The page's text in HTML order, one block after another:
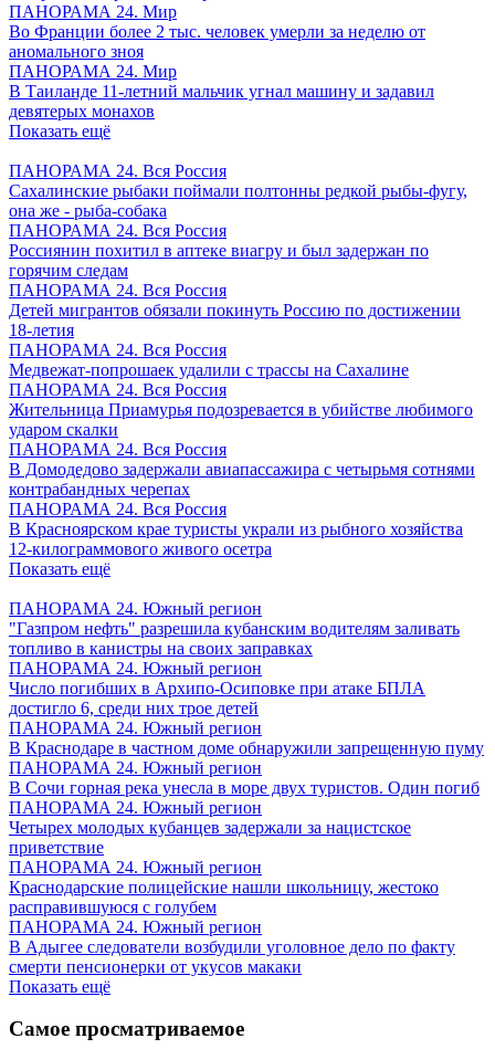
ПАНОРАМА 24. Мир
Во Франции более 2 тыс. человек умерли за неделю от
аномального зноя
ПАНОРАМА 24. Мир
В Таиланде 11-летний мальчик угнал машину и задавил
девятерых монахов
Показать ещё
ПАНОРАМА 24. Вся Россия
Сахалинские рыбаки поймали полтонны редкой рыбы-фугу,
она же - рыба-собака
ПАНОРАМА 24. Вся Россия
Россиянин похитил в аптеке виагру и был задержан по
горячим следам
ПАНОРАМА 24. Вся Россия
Детей мигрантов обязали покинуть Россию по достижении
18-летия
ПАНОРАМА 24. Вся Россия
Медвежат-попрошаек удалили с трассы на Сахалине
ПАНОРАМА 24. Вся Россия
Жительница Приамурья подозревается в убийстве любимого
ударом скалки
ПАНОРАМА 24. Вся Россия
В Домодедово задержали авиапассажира с четырьмя сотнями
контрабандных черепах
ПАНОРАМА 24. Вся Россия
В Красноярском крае туристы украли из рыбного хозяйства
12-килограммового живого осетра
Показать ещё
ПАНОРАМА 24. Южный регион
"Газпром нефть" разрешила кубанским водителям заливать
топливо в канистры на своих заправках
ПАНОРАМА 24. Южный регион
Число погибших в Архипо-Осиповке при атаке БПЛА
достигло 6, среди них трое детей
ПАНОРАМА 24. Южный регион
В Краснодаре в частном доме обнаружили запрещенную пуму
ПАНОРАМА 24. Южный регион
В Сочи горная река унесла в море двух туристов. Один погиб
ПАНОРАМА 24. Южный регион
Четырех молодых кубанцев задержали за нацистское
приветствие
ПАНОРАМА 24. Южный регион
Краснодарские полицейские нашли школьницу, жестоко
расправившуюся с голубем
ПАНОРАМА 24. Южный регион
В Адыгее следователи возбудили уголовное дело по факту
смерти пенсионерки от укусов макаки
Показать ещё
Самое просматриваемое